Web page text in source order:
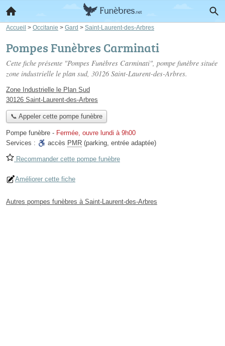
Accueil > Occitanie > Gard > Saint-Laurent-des-Arbres
Pompes Funèbres Carminati
Cette fiche présente "Pompes Funèbres Carminati", pompe funèbre située
zone industrielle le plan sud, 30126 Saint-Laurent-des-Arbres.
Zone Industrielle le Plan Sud
30126 Saint-Laurent-des-Arbres
📞 Appeler cette pompe funèbre
Pompe funèbre - Fermée, ouvre lundi à 9h00
Services :
accès PMR (parking, entrée adaptée)
Recommander cette pompe funèbre
Améliorer cette fiche
Autres pompes funèbres à Saint-Laurent-des-Arbres